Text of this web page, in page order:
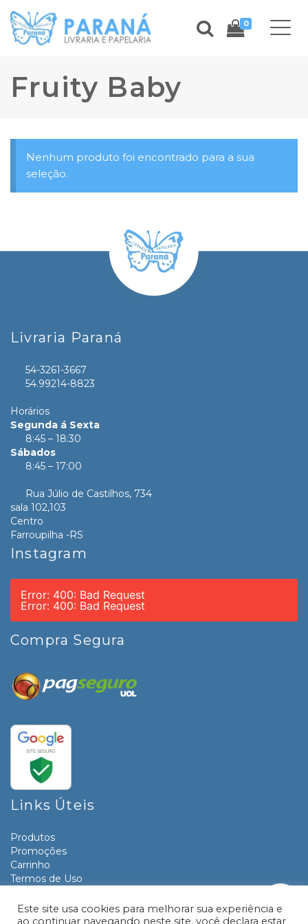
0
Fruity Baby
Nenhum produto foi encontrado para a sua
seleção.
Livraria Paraná
54-3261-3667
54.99214-8823
Horários
Segunda á Sexta
8:45 – 18:30
Sábados
8:45 – 17:00
Rua Júlio de Castilhos, 734
sala 102,103
Centro
Farroupilha -RS
Instagram
Error: 400: Bad Request
Error: 400: Bad Request
Compra Segura
Links Úteis
Produtos
Promoções
Carrinho
Termos de Uso
Contato
Este site usa cookies para melhorar sua experiência e
ao continuar navegando neste site, você declara estar